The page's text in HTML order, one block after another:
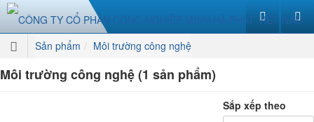
Sản phẩm Môi trường công nghệ
Môi trường công nghệ (1 sản phẩm)
Sắp xếp theo